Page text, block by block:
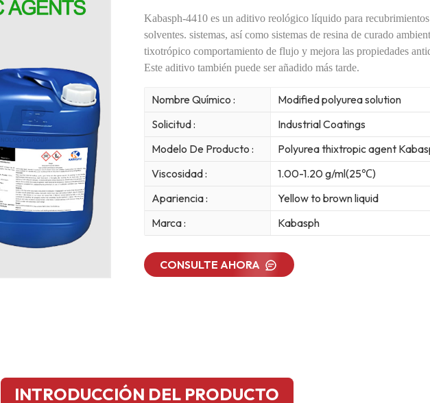
Kabasph-4410 es un aditivo reológico líquido para
solventes. sistemas, así como sistemas de resina de curado
tixotrópico comportamiento de flujo y mejora las propiedades
Este aditivo también puede ser añadido más tarde.
Nombre Químico :
Modified polyurea solution
Solicitud :
Industrial Coatings
Modelo De Producto :
Polyurea thixtropic agent
Viscosidad :
1.00-1.20 g/ml(25℃)
Apariencia :
Yellow to brown liquid
Marca :
Kabasph
CONSULTE AHORA
INTRODUCCIÓN DEL PRODUCTO